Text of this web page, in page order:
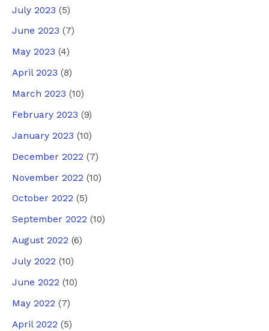
July 2023 (5)
June 2023 (7)
May 2023 (4)
April 2023 (8)
March 2023 (10)
February 2023 (9)
January 2023 (10)
December 2022 (7)
November 2022 (10)
October 2022 (5)
September 2022 (10)
August 2022 (6)
July 2022 (10)
June 2022 (10)
May 2022 (7)
April 2022 (5)